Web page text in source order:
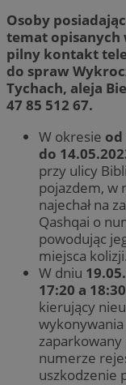
Osoby
temat opisanych
pilny kontakt
do spraw
Tychach, aleja
47 85 512 67.
W okresie od
do
przy ulicy
pojazdem, w
najechał na
Qashqai o
powodując
miejsca kolizji.
W dniu
17:20 a
kierujący
wykonywania
numerze
uszkodzenie